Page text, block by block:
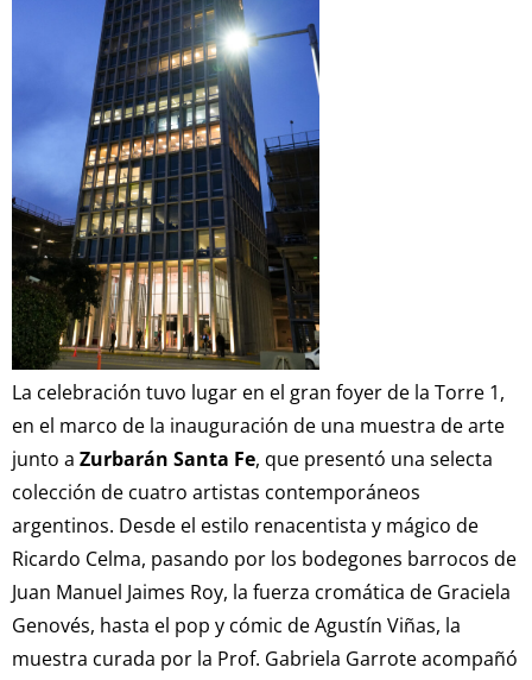
La celebración tuvo lugar en el gran foyer de la Torre 1,
en el marco de la inauguración de una muestra de arte
junto a Zurbarán Santa Fe, que presentó una selecta
colección de cuatro artistas contemporáneos
argentinos. Desde el estilo renacentista y mágico de
Ricardo Celma, pasando por los bodegones barrocos de
Juan Manuel Jaimes Roy, la fuerza cromática de Graciela
Genovés, hasta el pop y cómic de Agustín Viñas, la
muestra curada por la Prof. Gabriela Garrote acompañó